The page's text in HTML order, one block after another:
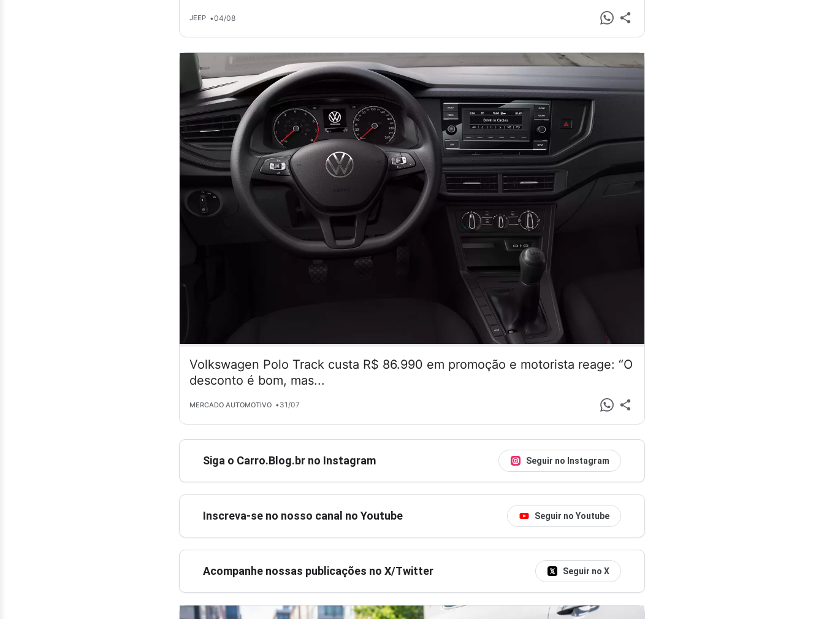
JEEP •04/08
Volkswagen Polo Track custa R$ 86.990 em promoção e motorista reage: “O
desconto é bom, mas...
MERCADO AUTOMOTIVO •31/07
Siga o Carro.Blog.br no Instagram Seguir no Instagram
Inscreva-se no nosso canal no Youtube Seguir no Youtube
Acompanhe nossas publicações no X/Twitter Seguir no X